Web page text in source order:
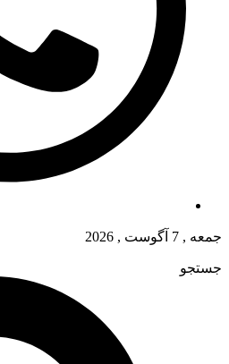
جمعه , 7 آگوست , 2026
جستجو